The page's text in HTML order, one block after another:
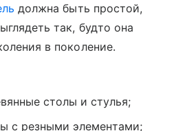
должна быть простой,
так, будто она
в поколение.
столы и стулья;
с резными элементами;